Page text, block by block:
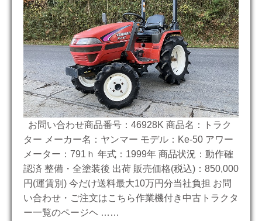
お問い合わせ商品番号：46928K 商品名：トラク
ター メーカー名：ヤンマー モデル：Ke-50 アワー
メーター：791ｈ 年式：1999年 商品状況：動作確
認済 整備・全塗装後 出荷 販売価格(税込)：850,000
円(運賃別) 今だけ送料最大10万円分当社負担 お問
い合わせ・ご注文はこちら作業機付き中古トラクタ
ー一覧のページヘ ……